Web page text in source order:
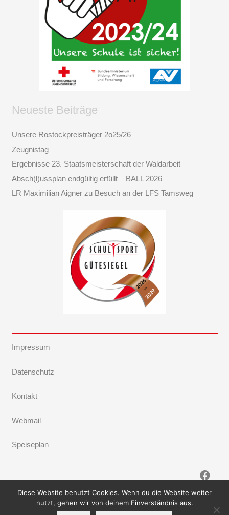
Neueste Beiträge
Unsere Rostockpreisträger 2o25/26
Zeugnistag
Ergebnisse 23. Staatsmeisterschaft der Waldarbeit
Absch(l)ussplan endgültig erfüllt – BALL 2026
LR Maximilian Aigner zu Besuch an der LFS Tamsweg
Impressum
Datenschutz
Kontakt
Webmail
Speiseplan
Diese Website benutzt Cookies. Wenn du die Website weiter
nutzt, gehen wir von deinem Einverständnis aus.